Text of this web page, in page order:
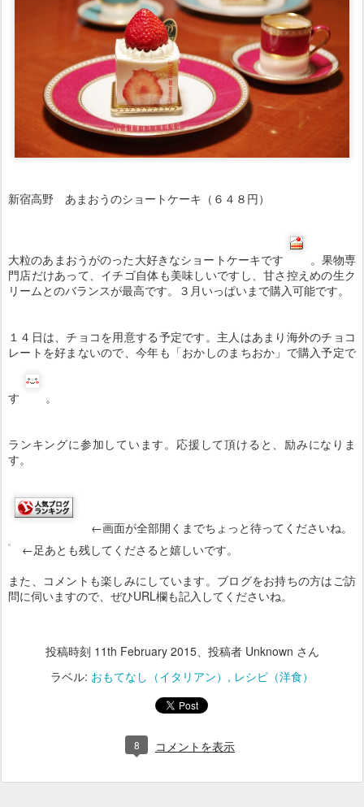
新宿高野 あまおうのショートケーキ（６４８円）
大粒のあまおうがのった大好きなショートケーキです
。果物専
門店だけあって、イチゴ自体も美味しいですし、甘さ控えめの生ク
リームとのバランスが最高です。３月いっぱいまで購入可能です。
１４日は、チョコを用意する予定です。主人はあまり海外のチョコ
レートを好まないので、今年も「おかしのまちおか」で購入予定で
す 。
ランキングに参加しています。応援して頂けると、励みになりま
す。
←画面が全部開くまでちょっと待ってくださいね。
←足あとも残してくださると嬉しいです。
また、コメントも楽しみにしています。ブログをお持ちの方はご訪
問に伺いますので、ぜひURL欄も記入してくださいね。
投稿時刻 11th February 2015、投稿者 Unknown さん
ラベル: おもてなし（イタリアン） レシピ（洋食）
8 コメントを表示